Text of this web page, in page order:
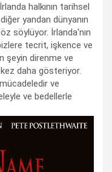
halkının tarihsel
yandan dünyanın
söylüyor. İrlanda'nın
tecrit, işkence ve
şeyin direnme ve
daha gösteriyor.
ve
ve bedellerle